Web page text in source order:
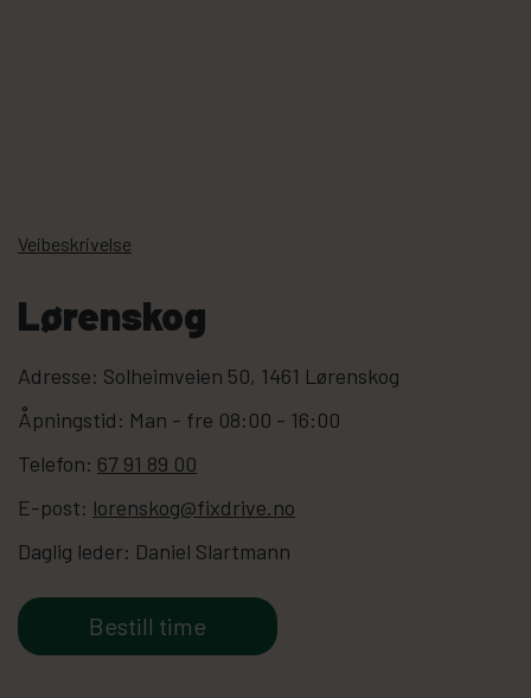
Veibeskrivelse
Lørenskog
Adresse: Solheimveien 50, 1461 Lørenskog
Åpningstid: Man - fre 08:00 - 16:00
Telefon: 67 91 89 00
E-post: lorenskog@fixdrive.no
Daglig leder: Daniel Slartmann
Bestill time